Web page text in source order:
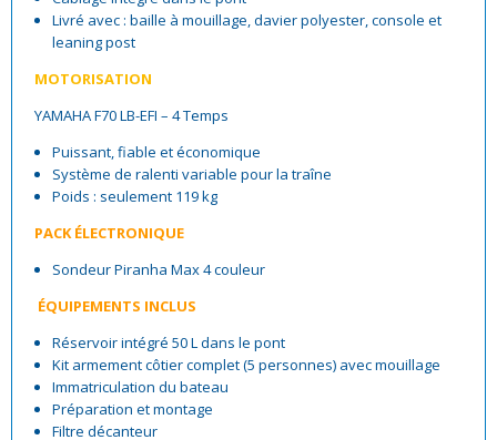
Livré avec : baille à mouillage, davier polyester, console et
leaning post
MOTORISATION
YAMAHA F70 LB-EFI – 4 Temps
Puissant, fiable et économique
Système de ralenti variable pour la traîne
Poids : seulement 119 kg
PACK ÉLECTRONIQUE
Sondeur Piranha Max 4 couleur
ÉQUIPEMENTS INCLUS
Réservoir intégré 50 L dans le pont
Kit armement côtier complet (5 personnes) avec mouillage
Immatriculation du bateau
Préparation et montage
Filtre décanteur